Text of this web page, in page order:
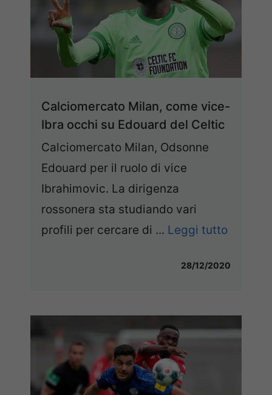
Calciomercato Milan, come vice-
Ibra occhi su Edouard del Celtic
Calciomercato Milan, Odsonne
Edouard per il ruolo di vice
Ibrahimovic. La dirigenza
rossonera sta studiando vari
profili per cercare di ... Leggi tutto
28/12/2020